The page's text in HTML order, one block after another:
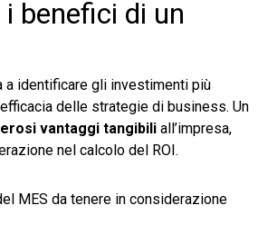
benefici di un
a identificare gli investimenti più
delle strategie di business. Un
vantaggi tangibili all’impresa,
nel calcolo del ROI.
MES da tenere in considerazione